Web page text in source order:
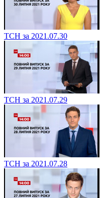
ТСН за 2021.07.30
ТСН за 2021.07.29
ТСН за 2021.07.28